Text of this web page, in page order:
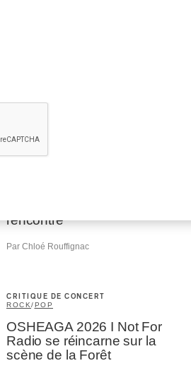
INTERVIEW
TRAD QUÉBÉCOIS
rencontre
Par Chloé Rouffignac
CRITIQUE DE CONCERT
ROCK/POP
OSHEAGA 2026 I Not For
Radio se réincarne sur la
scène de la Forêt